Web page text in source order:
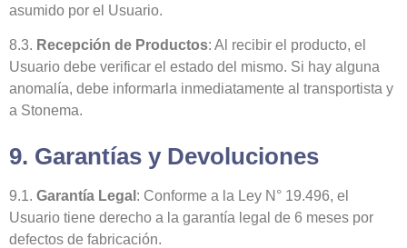
asumido por el Usuario.
8.3. Recepción de Productos: Al recibir el producto, el
Usuario debe verificar el estado del mismo. Si hay alguna
anomalía, debe informarla inmediatamente al transportista y
a Stonema.
9. Garantías y Devoluciones
9.1. Garantía Legal : Conforme a la Ley N° 19.496, el
Usuario tiene derecho a la garantía legal de 6 meses por
defectos de fabricación.